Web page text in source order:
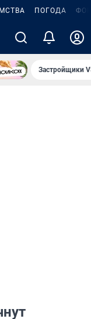
ПОГОДА
Застройщики